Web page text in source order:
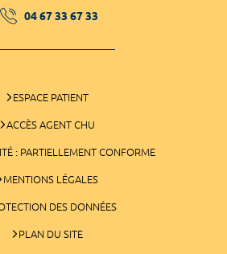
04 67 33 67 33
ESPACE PATIENT
ACCÈS AGENT CHU
: PARTIELLEMENT CONFORME
MENTIONS LÉGALES
DES DONNÉES
PLAN DU SITE